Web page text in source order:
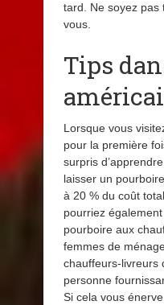
tard. Ne soyez pas
vous.
Tips
Lorsque vous
pour la première
surpris
laisser un
à 20 % du coût
pourriez
pourboire aux
femmes de
chauffeurs-livreurs
personne
Si cela vous